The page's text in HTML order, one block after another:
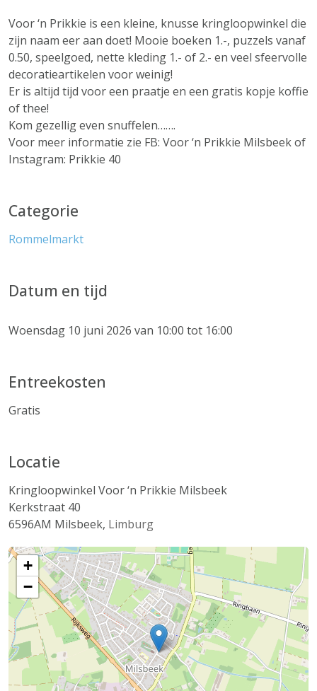
Voor ‘n Prikkie is een kleine, knusse kringloopwinkel die
zijn naam eer aan doet! Mooie boeken 1.-, puzzels vanaf
0.50, speelgoed, nette kleding 1.- of 2.- en veel sfeervolle
decoratieartikelen voor weinig!
Er is altijd tijd voor een praatje en een gratis kopje koffie
of thee!
Kom gezellig even snuffelen…….
Voor meer informatie zie FB: Voor ‘n Prikkie Milsbeek of
Instagram: Prikkie 40
Categorie
Rommelmarkt
Datum en tijd
Woensdag 10 juni 2026 van 10:00 tot 16:00
Entreekosten
Gratis
Locatie
Kringloopwinkel Voor ‘n Prikkie Milsbeek
Kerkstraat 40
6596AM Milsbeek, Limburg
+
−